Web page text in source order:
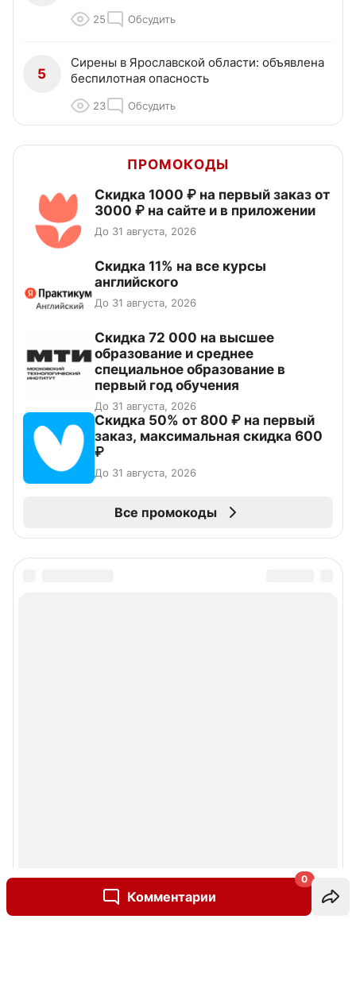
Комментарии
0
25 Обсудить
5
Сирены в Ярославской области: объявлена
беспилотная опасность
23 Обсудить
ПРОМОКОДЫ
Скидка 1000 ₽ на первый заказ от
3000 ₽ на сайте и в приложении
До 31 августа, 2026
Скидка 11% на все курсы
английского
До 31 августа, 2026
Скидка 72 000 на высшее
образование и среднее
специальное образование в
первый год обучения
До 31 августа, 2026
Скидка 50% от 800 ₽ на первый
заказ, максимальная скидка 600
₽
До 31 августа, 2026
Все промокоды